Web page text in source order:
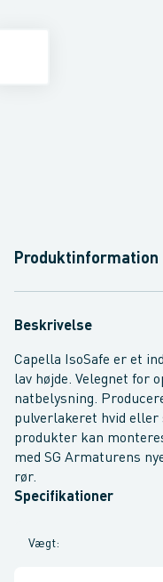
Produktinformation
Beskrivelse
Capella IsoSafe er et
lav højde. Velegnet for
natbelysning.
pulverlakeret hvid eller
produkter kan
med SG Armaturens
rør.
Specifikationer
Vægt: